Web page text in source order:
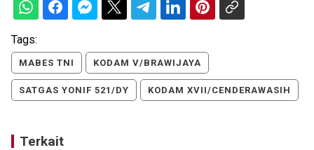
Tags:
MABES TNI KODAM V/BRAWIJAYA
SATGAS YONIF 521/DY KODAM XVII/CENDERAWASIH
Terkait